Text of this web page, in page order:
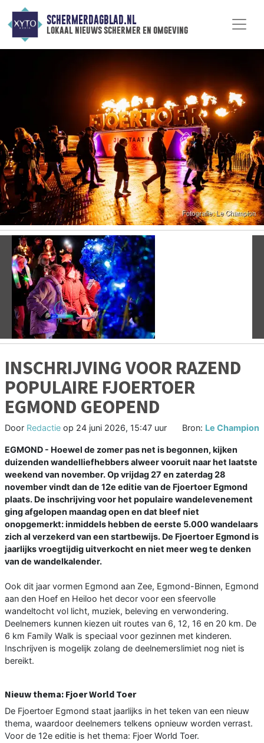
SCHERMERDAGBLAD.NL
lokaal nieuws schermer en omgeving
Vorige
INSCHRIJVING VOOR RAZEND
POPULAIRE FJOERTOER
EGMOND GEOPEND
Door Redactie op 24 juni 2026, 15:47 uur Bron: Le Champion
EGMOND - Hoewel de zomer pas net is begonnen, kijken
duizenden wandelliefhebbers alweer vooruit naar het laatste
weekend van november. Op vrijdag 27 en zaterdag 28
november vindt dan de 12e editie van de Fjoertoer Egmond
plaats. De inschrijving voor het populaire wandelevenement
ging afgelopen maandag open en dat bleef niet
onopgemerkt: inmiddels hebben de eerste 5.000 wandelaars
zich al verzekerd van een startbewijs. De Fjoertoer Egmond is
jaarlijks vroegtijdig uitverkocht en niet meer weg te denken
van de wandelkalender.
Ook dit jaar vormen Egmond aan Zee, Egmond-Binnen, Egmond
aan den Hoef en Heiloo het decor voor een sfeervolle
wandeltocht vol licht, muziek, beleving en verwondering.
Deelnemers kunnen kiezen uit routes van 6, 12, 16 en 20 km. De
6 km Family Walk is speciaal voor gezinnen met kinderen.
Inschrijven is mogelijk zolang de deelnemerslimiet nog niet is
bereikt.
Nieuw thema: Fjoer World Toer
De Fjoertoer Egmond staat jaarlijks in het teken van een nieuw
thema, waardoor deelnemers telkens opnieuw worden verrast.
Voor de 12e editie is het thema: Fjoer World Toer.